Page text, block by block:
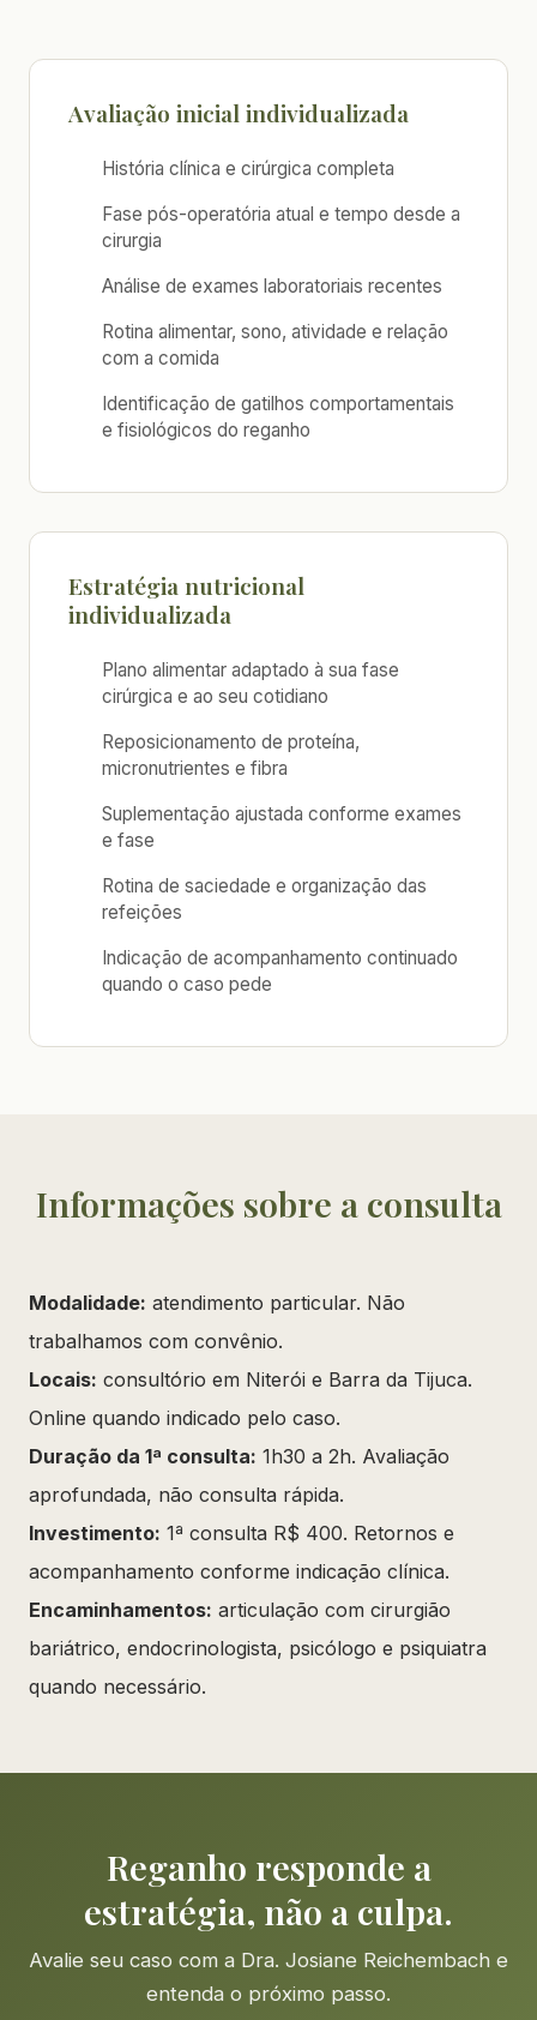
Avaliação inicial individualizada
História clínica e cirúrgica completa
Fase pós-operatória atual e tempo desde a
cirurgia
Análise de exames laboratoriais recentes
Rotina alimentar, sono, atividade e relação
com a comida
Identificação de gatilhos comportamentais
e fisiológicos do reganho
Estratégia nutricional
individualizada
Plano alimentar adaptado à sua fase
cirúrgica e ao seu cotidiano
Reposicionamento de proteína,
micronutrientes e fibra
Suplementação ajustada conforme exames
e fase
Rotina de saciedade e organização das
refeições
Indicação de acompanhamento continuado
quando o caso pede
Informações sobre a consulta
Modalidade: atendimento particular. Não
trabalhamos com convênio.
Locais: consultório em Niterói e Barra da Tijuca.
Online quando indicado pelo caso.
Duração da 1ª consulta: 1h30 a 2h. Avaliação
aprofundada, não consulta rápida.
Investimento: 1ª consulta R$ 400. Retornos e
acompanhamento conforme indicação clínica.
Encaminhamentos: articulação com cirurgião
bariátrico, endocrinologista, psicólogo e psiquiatra
quando necessário.
Reganho responde a
estratégia, não a culpa.
Avalie seu caso com a Dra. Josiane Reichembach e
entenda o próximo passo.